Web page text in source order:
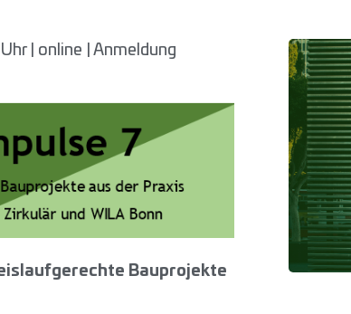
| online | Anmeldung
Bauprojekte